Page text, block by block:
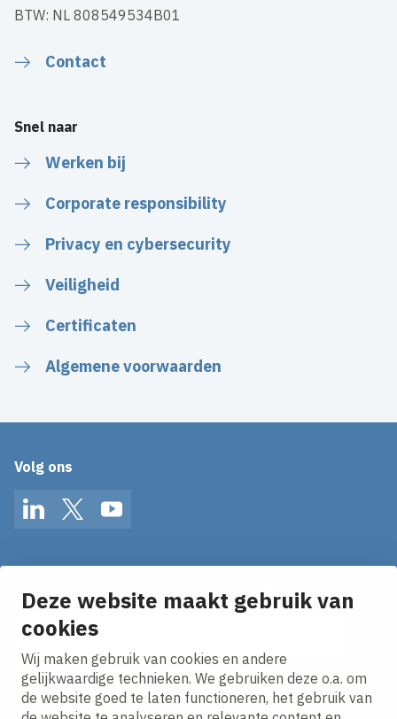
Deze website maakt gebruik van
cookies
Wij maken gebruik van cookies en andere
gelijkwaardige technieken. We gebruiken deze o.a. om
de website goed te laten functioneren, het gebruik van
BTW: NL 808549534B01
Contact
Snel naar
Werken bij
Corporate responsibility
Privacy en cybersecurity
Veiligheid
Certificaten
Algemene voorwaarden
Volg ons
LinkedInTwitterYouTube
Ontvang onze nieuws alerts in je mailbox!
E-mailadres
Ik ga akkoord met hetprivacy statement.